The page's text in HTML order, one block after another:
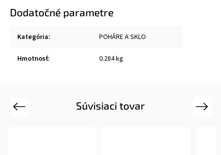
Dodatočné parametre
Kategória: POHÁRE A SKLO
Hmotnosť: 0.284 kg
Súvisiaci tovar
Previous Next